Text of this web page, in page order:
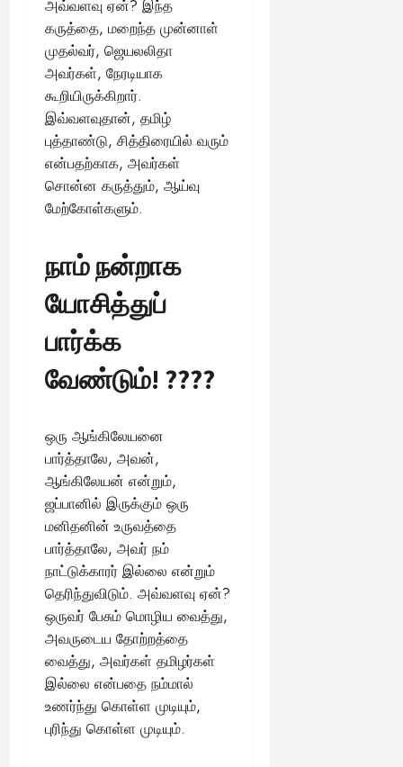
அவ்வளவு ஏன்? இந்த
கருத்தை, மறைந்த முன்னாள்
முதல்வர், ஜெயலலிதா
அவர்கள், நேரடியாக
கூறியிருக்கிறார்.
இவ்வளவுதான், தமிழ்
புத்தாண்டு, சித்திரையில் வரும்
என்பதற்காக, அவர்கள்
சொன்ன கருத்தும், ஆய்வு
மேற்கோள்களும்.
நாம் நன்றாக
யோசித்துப்
பார்க்க
வேண்டும்! ????
ஒரு ஆங்கிலேயனை
பார்த்தாலே, அவன்,
ஆங்கிலேயன் என்றும்,
ஜப்பானில் இருக்கும் ஒரு
மனிதனின் உருவத்தை
பார்த்தாலே, அவர் நம்
நாட்டுக்காரர் இல்லை என்றும்
தெரிந்துவிடும். அவ்வளவு ஏன்?
ஒருவர் பேசும் மொழிய வைத்து,
அவருடைய தோற்றத்தை
வைத்து, அவர்கள் தமிழர்கள்
இல்லை என்பதை நம்மால்
உணர்ந்து கொள்ள முடியும்,
புரிந்து கொள்ள முடியும்.